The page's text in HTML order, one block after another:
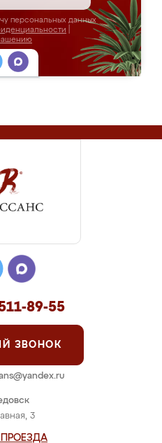
персональных данных
3
89-55
ЗВОНОК